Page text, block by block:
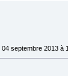
04 septembre 2013 à